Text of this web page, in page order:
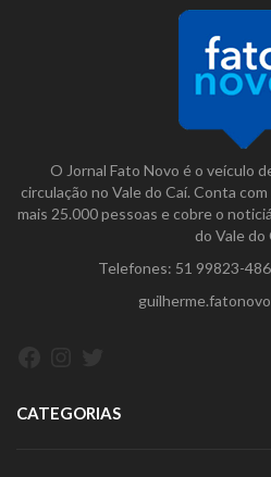
O Jornal Fato Novo é o veículo
circulação no Vale do Caí. Conta
mais 25.000 pessoas e cobre o
do Vale do
Telefones: 51 99823-
CATEGORIAS